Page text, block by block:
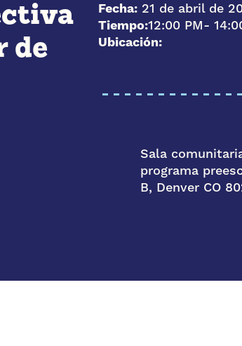
de
Fecha:21 de abril de
Tiempo:12:00 PM-
Ubicación:
Sala
programa
B, Denver CO